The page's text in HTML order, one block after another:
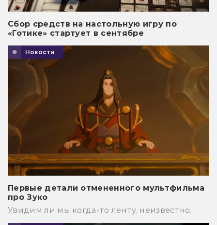
Сбор средств на настольную игру по
«Готике» стартует в сентябре
Новости
Первые детали отмененного мультфильма
про Зуко
Увидим ли мы когда-то ленту, неизвестно.